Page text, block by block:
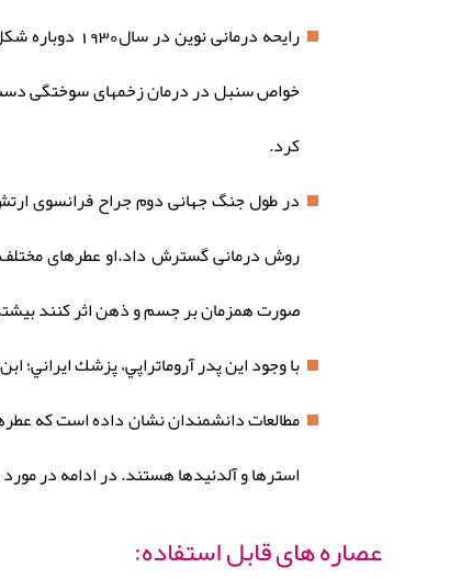
رایحه
خواص سنبل در درمان زخمهای سوختگی دست
کرد.
در طول جنگ جهانی دوم جراح فرانسوی
روش درمانی گسترش داد.او عطرهای مختلف
صورت همزمان بر جسم و ذهن اثر کنند
با وجود اين پدر آروماتراپي، پزشك ايراني؛ ابن سينای بزرگ بود كه اثرات بيش از 800
مطالعات دانشمندان نشان داده است که
استرها و آلدئیدها هستند. در ادامه در
عصاره های قابل استفاده: